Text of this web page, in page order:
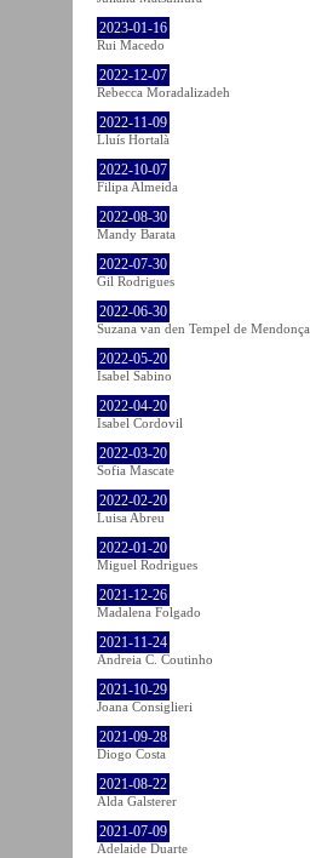
2023-01-16
Rui Macedo
2022-12-07
Rebecca Moradalizadeh
2022-11-09
Lluís Hortalà
2022-10-07
Filipa Almeida
2022-08-30
Mandy Barata
2022-07-30
Gil Rodrigues
2022-06-30
Suzana van den Tempel de Mendonça
2022-05-20
Isabel Sabino
2022-04-20
Isabel Cordovil
2022-03-20
Sofia Mascate
2022-02-20
Luisa Abreu
2022-01-20
Miguel Rodrigues
2021-12-26
Madalena Folgado
2021-11-24
Andreia C. Coutinho
2021-10-29
Joana Consiglieri
2021-09-28
Diogo Costa
2021-08-22
Alda Galsterer
2021-07-09
Adelaide Duarte